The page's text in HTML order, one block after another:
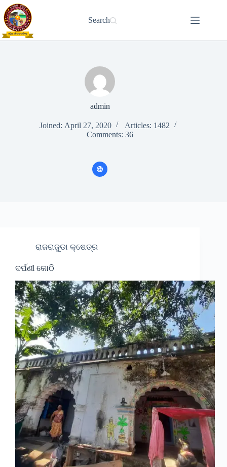
Skip
to
content
Search
admin
Joined: April 27, 2020
Articles: 1482
Comments: 36
ରାଜରାଜୁଡା କ୍ଷେତ୍ର
ଦର୍ପଣୀ କୋଠି